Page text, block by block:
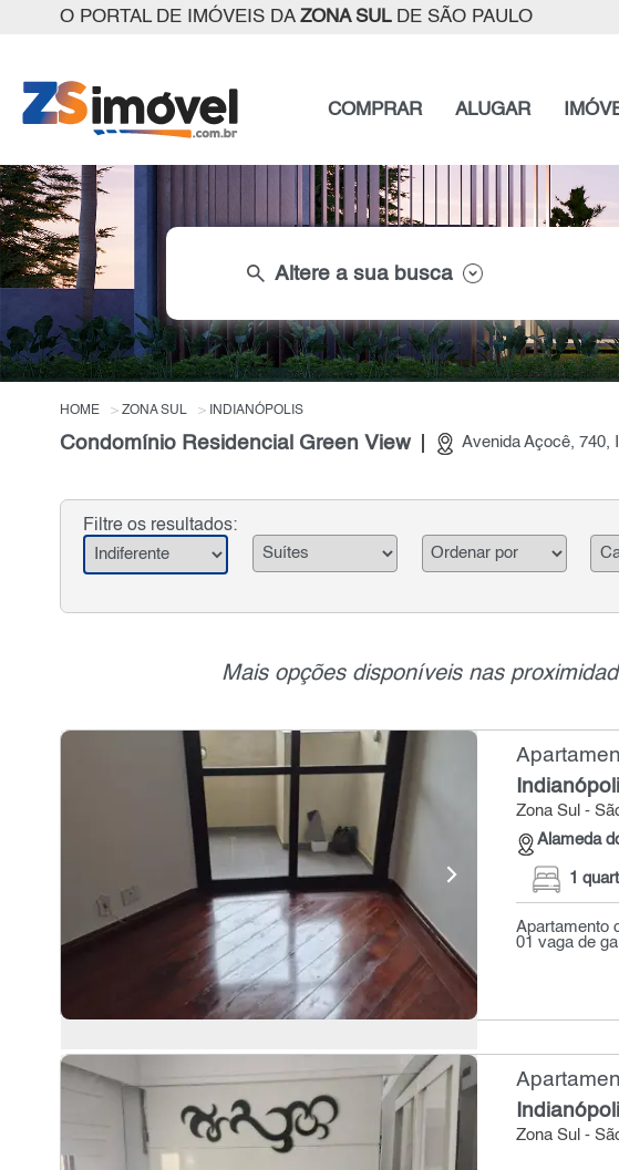
O PORTAL DE IMÓVEIS DA ZONA SULDE SÃO PAULO
COMPRAR ALUGAR
search Altere a sua busca
HOME ZONA SUL INDIANÓPOLIS
Condomínio Residencial Green View Avenida Açocê, 740,
Filtre os resultados:
Mais opções disponíveis nas
Zona Sul -
Alameda
1
Apartamento
01 vaga de
Zona Sul -